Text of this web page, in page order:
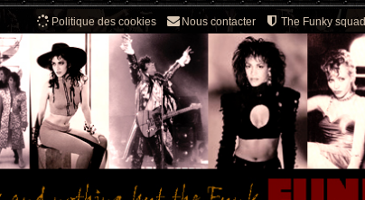
The Funky squad
Nous contacter
Politique des cookies